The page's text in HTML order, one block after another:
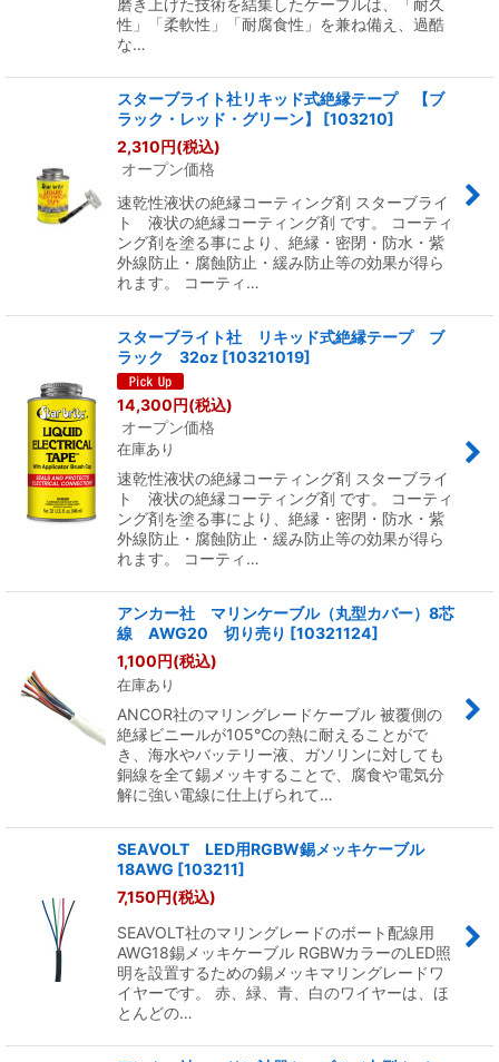
性」「柔軟性」「耐腐食性」を兼ね備え、過酷
な…
スターブライト社リキッド式絶縁テープ 【ブ
ラック・レッド・グリーン】
[103210]
2,310円(税込)
オープン価格
速乾性液状の絶縁コーティング剤 スターブライ
ト 液状の絶縁コーティング剤 です。 コーティ
ング剤を塗る事により、絶縁・密閉・防水・紫
外線防止・腐蝕防止・緩み防止等の効果が得ら
れます。 コーティ…
スターブライト社 リキッド式絶縁テープ ブ
ラック 32oz [10321019]
14,300円(税込)
オープン価格
在庫あり
速乾性液状の絶縁コーティング剤 スターブライ
ト 液状の絶縁コーティング剤 です。 コーティ
ング剤を塗る事により、絶縁・密閉・防水・紫
外線防止・腐蝕防止・緩み防止等の効果が得ら
れます。 コーティ…
アンカー社 マリンケーブル（丸型カバー）8芯
線 AWG20 切り売り [10321124]
1,100円(税込)
在庫あり
ANCOR社のマリングレードケーブル 被覆側の
絶縁ビニールが105℃の熱に耐えることがで
き、海水やバッテリー液、ガソリンに対しても
銅線を全て錫メッキすることで、腐食や電気分
解に強い電線に仕上げられて…
SEAVOLT LED用RGBW錫メッキケーブル
18AWG [103211]
7,150円(税込)
SEAVOLT社のマリングレードのボート配線用
AWG18錫メッキケーブル RGBWカラーのLED照
明を設置するための錫メッキマリングレードワ
イヤーです。 赤、緑、青、白のワイヤーは、ほ
とんどの…